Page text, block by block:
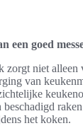
een goed
zorgt niet alleen
van
beschadigd
het koken.